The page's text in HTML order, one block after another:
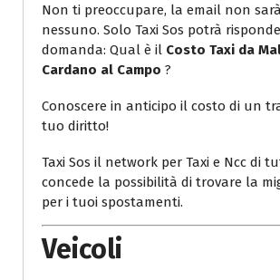
Non ti preoccupare, la email non
nessuno. Solo Taxi Sos potrà
domanda: Qual è il Costo Taxi da
Cardano al Campo ?
Conoscere in anticipo il costo di un
tuo diritto!
Taxi Sos il network per Taxi e Ncc di
concede la possibilità di trovare la
per i tuoi spostamenti.
Veicoli